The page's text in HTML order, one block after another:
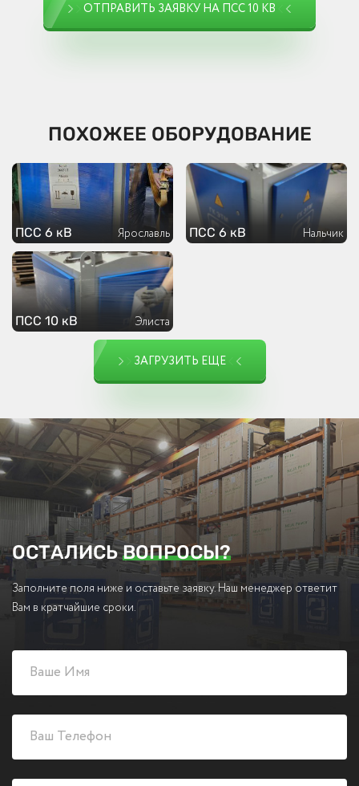
ОТПРАВИТЬ ЗАЯВКУ НА ПСС 10 КВ
ПОХОЖЕЕ ОБОРУДОВАНИЕ
ПСС 6 кВ Ярославль ПСС 6 кВ Нальчик
ПСС 10 кВ Элиста
ЗАГРУЗИТЬ ЕЩЕ
ОСТАЛИСЬВОПРОСЫ?
Заполните поля ниже и оставьте заявку. Наш менеджер ответит
Вам в кратчайшие сроки.